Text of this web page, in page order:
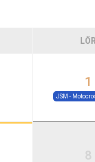
LÖR
1
JSM -
8